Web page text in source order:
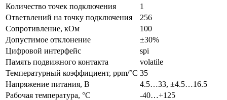
Количество точек подключения
1
Ответвлений на точку подключения
256
Сопротивление, кОм
100
Допустимое отклонение
±30%
Цифровой интерфейс
spi
Память подвижного контакта
volatile
Температурный коэффициент, ppm/°C 35
Напряжение питания, В
4.5…33, ±4.5…16.5
Рабочая температура, °C
-40…+125